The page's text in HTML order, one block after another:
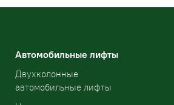
Автомобильные лифты
Двухколонные
автомобильные лифты